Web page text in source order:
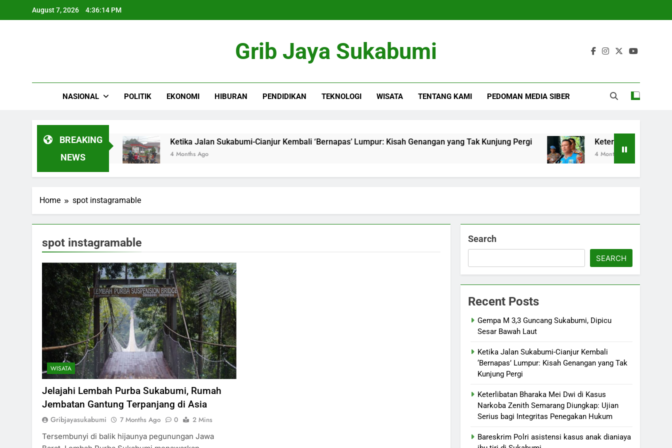
August 7, 2026 4:36:14 PM
Grib Jaya Sukabumi
NASIONAL POLITIK EKONOMI HIBURAN PENDIDIKAN TEKNOLOGI WISATA TENTANG KAMI PEDOMAN MEDIA SIBER
BREAKING
NEWS
Sesar Bawah Laut Ketika Jalan Sukabumi-Cianjur Kembali ‘Bernapas’ Lumpur: Kisah Genangan yang Tak Kunjung Pergi
4 Months Ago
Keterlibatan Bharaka
4 Months Ago
Home spot instagramable
spot instagramable
WISATA
Jelajahi Lembah Purba Sukabumi, Rumah
Jembatan Gantung Terpanjang di Asia
Gribjayasukabumi 7 Months Ago 0
2 Mins
Tersembunyi di balik hijaunya pegunungan Jawa
Search
SEARCH
Recent Posts
Gempa M 3,3 Guncang Sukabumi, Dipicu
Sesar Bawah Laut
Ketika Jalan Sukabumi-Cianjur Kembali
‘Bernapas’ Lumpur: Kisah Genangan yang Tak
Kunjung Pergi
Keterlibatan Bharaka Mei Dwi di Kasus
Narkoba Zenith Semarang Diungkap: Ujian
Serius bagi Integritas Penegakan Hukum
Bareskrim Polri asistensi kasus anak dianiaya